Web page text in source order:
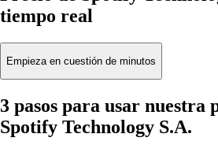
tiempo real
Empieza en cuestión de minutos
3 pasos para usar nuestra
Spotify Technology S.A.